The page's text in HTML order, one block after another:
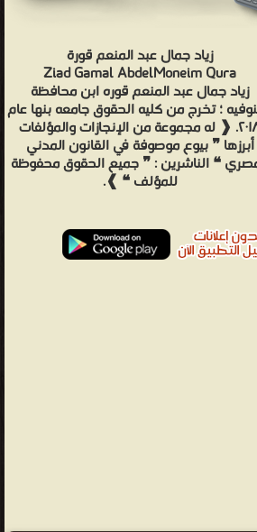
زياد جمال عبد المنعم قورة
Ziad Gamal AbdelMoneim Qura
زياد جمال عبد المنعم قوره ابن محافظة
؛ تخرج من كليه الحقوق جامعه بنها عام
٢٠١٨. ❰ له مجموعة من الإنجازات والمؤلفات
أبرزها ❞ بيوع موصوفة في القانون المدني
❝ الناشرين : ❞ جميع الحقوق محفوظة
للمؤلف ❝ ❱.